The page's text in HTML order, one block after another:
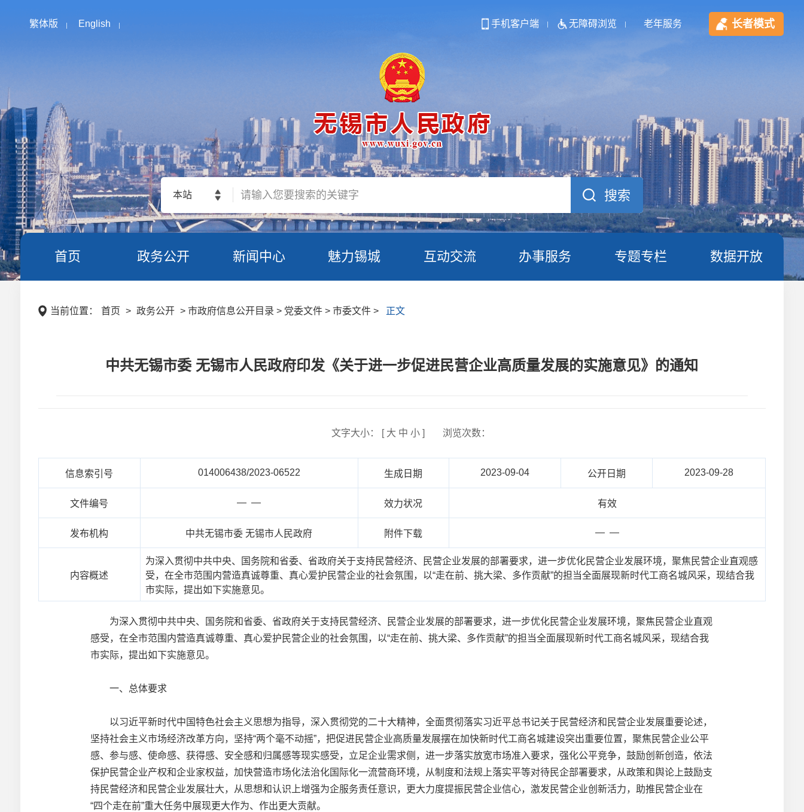
繁体版 English 手机客户端 无障碍浏览 老年服务 长者模式
本站
首页 政务公开 新闻中心 魅力锡城 互动交流 办事服务 专题专栏 数据开放
当前位置： 首页 > 政务公开 > 市政府信息公开目录 > 党委文件 > 市委文件 > 正文
中共无锡市委 无锡市人民政府印发《关于进一步促进民营企业高质量发展的实施意见》的通知
文字大小： [ 大 中 小] 浏览次数：
信息索引号 014006438/2023-06522 生成日期 2023-09-04 公开日期 2023-09-28
文件编号 — — 效力状况 有效
发布机构 中共无锡市委 无锡市人民政府 附件下载 — —
内容概述
为深入贯彻中共中央、国务院和省委、省政府关于支持民营经济、民营企业发展的部署要求，进一步优化民营企业发展环境，聚焦民营企业直观感
受，在全市范围内营造真诚尊重、真心爱护民营企业的社会氛围，以“走在前、挑大梁、多作贡献”的担当全面展现新时代工商名城风采，现结合我
市实际，提出如下实施意见。
为深入贯彻中共中央、国务院和省委、省政府关于支持民营经济、民营企业发展的部署要求，进一步优化民营企业发展环境，聚焦民营企业直观
感受，在全市范围内营造真诚尊重、真心爱护民营企业的社会氛围，以“走在前、挑大梁、多作贡献”的担当全面展现新时代工商名城风采，现结合我
市实际，提出如下实施意见。
一、总体要求
以习近平新时代中国特色社会主义思想为指导，深入贯彻党的二十大精神，全面贯彻落实习近平总书记关于民营经济和民营企业发展重要论述，
坚持社会主义市场经济改革方向，坚持“两个毫不动摇”，把促进民营企业高质量发展摆在加快新时代工商名城建设突出重要位置，聚焦民营企业公平
感、参与感、使命感、获得感、安全感和归属感等现实感受，立足企业需求侧，进一步落实放宽市场准入要求，强化公平竞争，鼓励创新创造，依法
保护民营企业产权和企业家权益，加快营造市场化法治化国际化一流营商环境，从制度和法规上落实平等对待民企部署要求，从政策和舆论上鼓励支
持民营经济和民营企业发展壮大，从思想和认识上增强为企服务责任意识，更大力度提振民营企业信心，激发民营企业创新活力，助推民营企业在
“四个走在前”重大任务中展现更大作为、作出更大贡献。